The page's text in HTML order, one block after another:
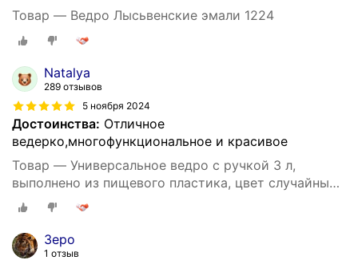
Товар — Ведро Лысьвенские эмали 1224
Natalya
289 отзывов
5 ноября 2024
Достоинства: Отличное
ведерко,многофункциональное и красивое
Товар — Универсальное ведро с ручкой 3 л,
выполнено из пищевого пластика, цвет случайный.
Подходит для хранения питьевой воды, молока, а
также других пищевых продуктов
Зеро
1 отзыв